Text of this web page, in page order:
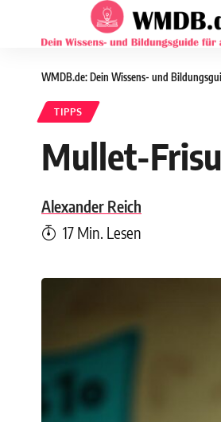
WMDB.de: Dein Wissens- und
TIPPS
Mullet-
Alexander Reich
17 Min. Lesen